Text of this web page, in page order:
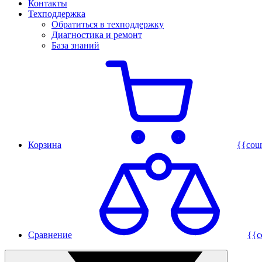
Контакты
Техподдержка
Обратиться в техподдержку
Диагностика и ремонт
База знаний
Корзина
Сравнение